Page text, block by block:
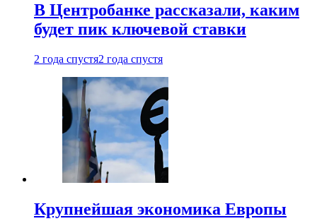
В Центробанке рассказали, каким
будет пик ключевой ставки
2 года спустя2 года спустя
Крупнейшая экономика Европы